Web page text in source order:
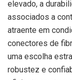
elevado, a
associados a
atraente em
conectores de
uma escolha
robustez e